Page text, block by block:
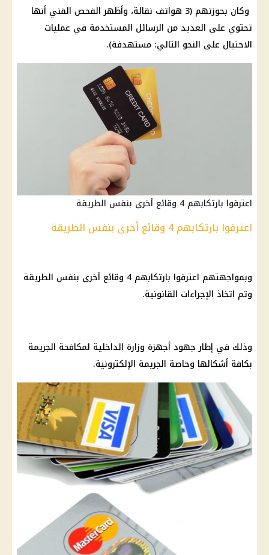
وكان بحوزتهم (3 هواتف نقالة، وأظهر الفحص الفني أنها
تحتوي على العديد من الرسائل المستخدمة في عمليات
الاحتيال على النحو التالي: مستهدفة).
اعترفوا بارتكابهم 4 وقائع أخرى بنفس الطريقة
اعترفوا بارتكابهم 4 وقائع أخرى بنفس الطريقة
وبمواجهتهم اعترفوا بارتكابهم 4 وقائع أخرى بنفس الطريقة
وتم اتخاذ الإجراءات القانونية.
وذلك في إطار جهود أجهزة وزارة الداخلية لمكافحة الجريمة
بكافة أشكالها وخاصة الجريمة الإلكترونية.